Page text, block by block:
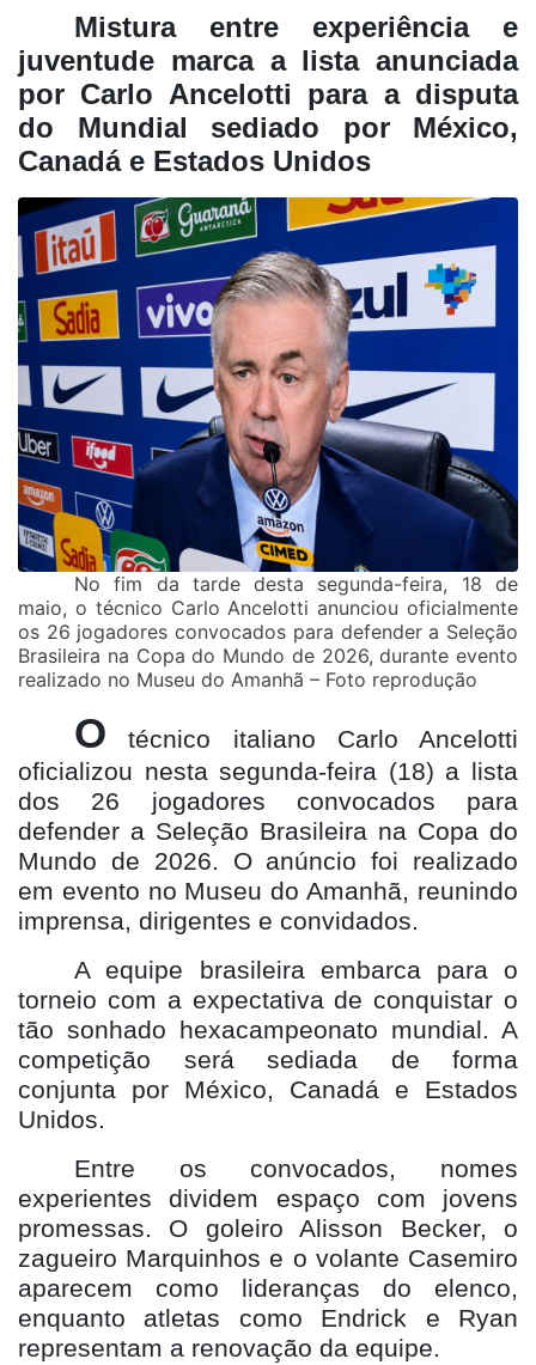
Mistura entre experiência e
juventude marca a lista anunciada
por Carlo Ancelotti para a disputa
do Mundial sediado por México,
Canadá e Estados Unidos
No fim da tarde desta segunda-feira, 18 de
maio, o técnico Carlo Ancelotti anunciou oficialmente
os 26 jogadores convocados para defender a Seleção
Brasileira na Copa do Mundo de 2026, durante evento
realizado no Museu do Amanhã – Foto reprodução
O técnico italiano Carlo Ancelotti
oficializou nesta segunda-feira (18) a lista
dos 26 jogadores convocados para
defender a Seleção Brasileira na Copa do
Mundo de 2026. O anúncio foi realizado
em evento no Museu do Amanhã, reunindo
imprensa, dirigentes e convidados.
A equipe brasileira embarca para o
torneio com a expectativa de conquistar o
tão sonhado hexacampeonato mundial. A
competição será sediada de forma
conjunta por México, Canadá e Estados
Unidos.
Entre os convocados, nomes
experientes dividem espaço com jovens
promessas. O goleiro Alisson Becker, o
zagueiro Marquinhos e o volante Casemiro
aparecem como lideranças do elenco,
enquanto atletas como Endrick e Ryan
representam a renovação da equipe.